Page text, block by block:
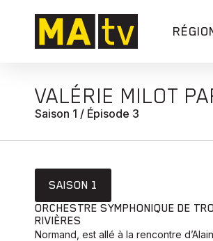
VALÉRIE MILOT
Saison 1 / Épisode 3
SAISON 1
ORCHESTRE SYMPHONIQUE DE
RIVIÈRES
Normand, est allé à la rencontre d’Alain